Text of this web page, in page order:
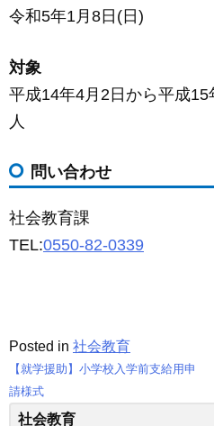
令和5年1月8日(日)
対象
平成14年4月2日から平成
人
問い合わせ
社会教育課
TEL:0550-82-0339
Posted in 社会教育
投
【就学援助】小学校入学前支給用申
請様式
社会教育